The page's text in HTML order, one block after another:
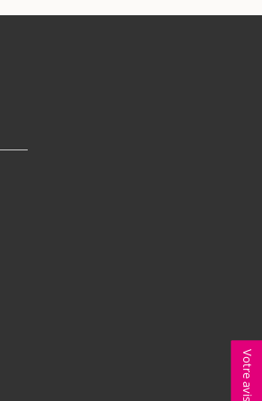
Votre avis